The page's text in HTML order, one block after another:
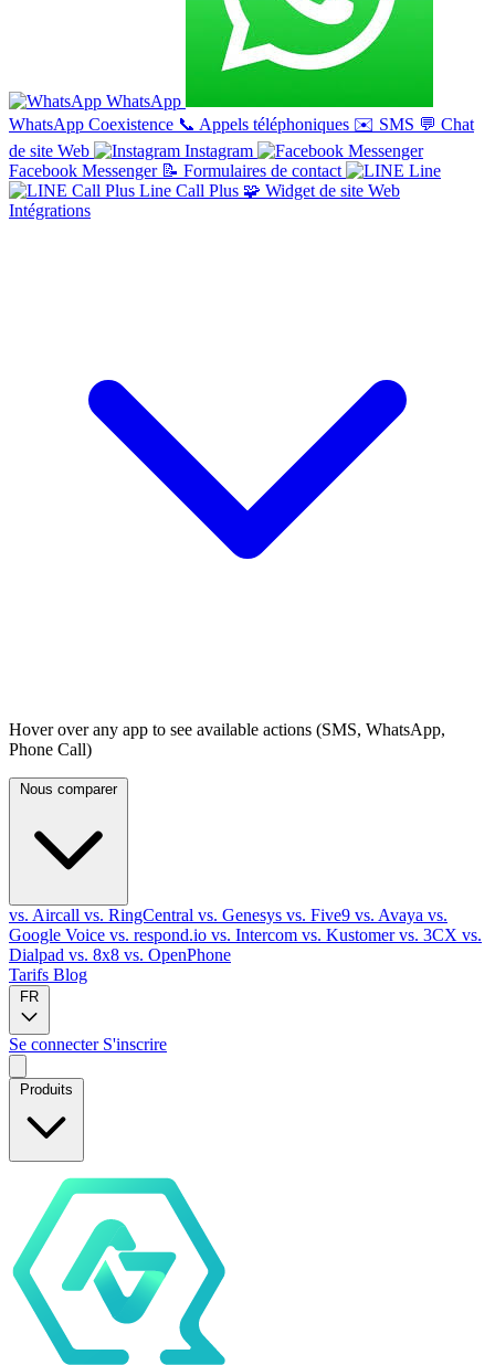
WhatsApp
WhatsApp Coexistence 📞 Appels téléphoniques ✉️ SMS 💬 Chat
de site Web
Instagram
Facebook Messenger 📝 Formulaires de contact
Line
Line Call Plus 🧩 Widget de site Web
Intégrations
Hover over any app to see available actions (SMS, WhatsApp,
Phone Call)
Nous comparer
vs. Aircall vs. RingCentral vs. Genesys vs. Five9 vs. Avaya vs.
Google Voice vs. respond.io vs. Intercom vs. Kustomervs. 3CX vs.
Dialpad vs. 8x8 vs. OpenPhone
Tarifs Blog
FR
Se connecter S'inscrire
Produits